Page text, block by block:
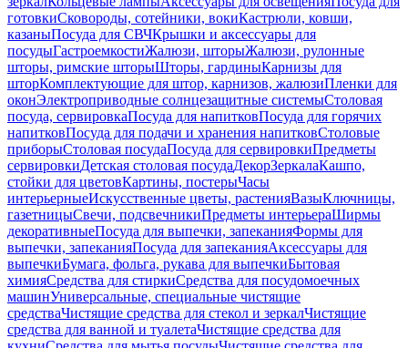
готовкиСковороды, сотейники, вокиКастрюли, ковши,
казаныПосуда для СВЧКрышки и аксессуары для
посудыГастроемкостиЖалюзи, шторыЖалюзи, рулонные
шторы, римские шторыШторы, гардиныКарнизы для
шторКомплектующие для штор, карнизов, жалюзиПленки для
оконЭлектроприводные солнцезащитные системыСтоловая
посуда, сервировкаПосуда для напитковПосуда для горячих
напитковПосуда для подачи и хранения напитковСтоловые
приборыСтоловая посудаПосуда для сервировкиПредметы
сервировкиДетская столовая посудаДекорЗеркалаКашпо,
стойки для цветовКартины, постерыЧасы
интерьерныеИскусственные цветы, растенияВазыКлючницы,
газетницыСвечи, подсвечникиПредметы интерьераШирмы
декоративныеПосуда для выпечки, запеканияФормы для
выпечки, запеканияПосуда для запеканияАксессуары для
выпечкиБумага, фольга, рукава для выпечкиБытовая
химияСредства для стиркиСредства для посудомоечных
машинУниверсальные, специальные чистящие
средстваЧистящие средства для стекол и зеркалЧистящие
средства для ванной и туалетаЧистящие средства для